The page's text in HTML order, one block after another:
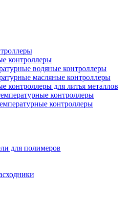
контроллеры
водяные контроллеры
масляные контроллеры
контроллеры для литья металлов
контроллеры
контроллеры
для полимеров